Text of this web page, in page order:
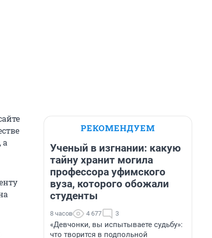
а
РЕКОМЕНДУЕМ
Ученый в изгнании: какую
тайну хранит могила
профессора уфимского
вуза, которого обожали
студенты
8 часов 4 677 3
«Девчонки, вы испытываете судьбу»:
что творится в подпольной